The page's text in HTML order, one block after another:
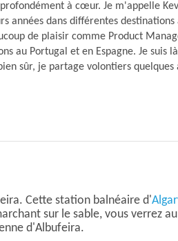
à cœur. Je m'appelle
années dans différentes
de plaisir comme Product
au Portugal et en Espagne. Je suis
sûr, je partage volontiers quelques
Cette station balnéaire d'
sur le sable, vous verrez
d'Albufeira.